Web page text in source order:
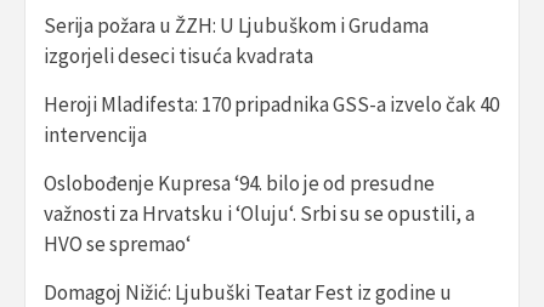
Serija požara u ŽZH: U Ljubuškom i Grudama
izgorjeli deseci tisuća kvadrata
Heroji Mladifesta: 170 pripadnika GSS-a izvelo čak 40
intervencija
Oslobođenje Kupresa ‘94. bilo je od presudne
važnosti za Hrvatsku i ‘Oluju‘. Srbi su se opustili, a
HVO se spremao‘
Domagoj Nižić: Ljubuški Teatar Fest iz godine u